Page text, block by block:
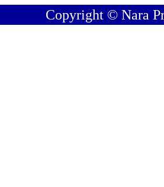
Copyright © Nara